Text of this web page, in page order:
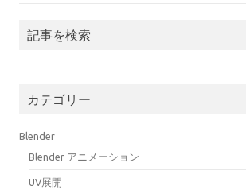
記事を検索
カテゴリー
Blender
Blender アニメーション
UV展開